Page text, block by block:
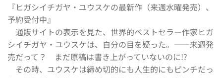
『ヒガシイチガヤ・ユウスケの最新作（来週水曜発売）、
予約受付中』
通販サイトの表示を見た、世界的ベストセラー作家ヒガ
シイチガヤ・ユウスケは、自分の目を疑った。――来週発
売だって？　まだ原稿は書き上がっていないのに!?
その時、ユウスケは締め切的にも人生的にもピンチだっ